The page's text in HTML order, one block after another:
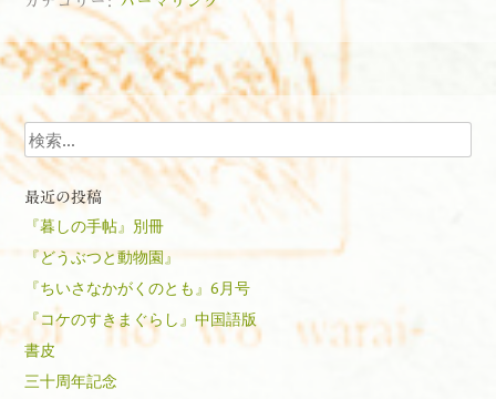
投稿ナビゲーション
検索
最近の投稿
『暮しの手帖』別冊
『どうぶつと動物園』
『ちいさなかがくのとも』6月号
『コケのすきまぐらし』中国語版
書皮
三十周年記念